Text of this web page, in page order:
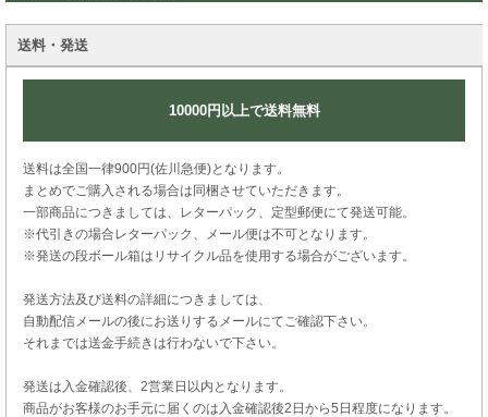
送料・発送
10000円以上で送料無料
送料は全国一律900円(佐川急便)となります。
まとめでご購入される場合は同梱させていただきます。
一部商品につきましては、レターパック、定型郵便にて発送可能。
※代引きの場合レターパック、メール便は不可となります。
※発送の段ボール箱はリサイクル品を使用する場合がございます。
発送方法及び送料の詳細につきましては、
自動配信メールの後にお送りするメールにてご確認下さい。
それまでは送金手続きは行わないで下さい。
発送は入金確認後、2営業日以内となります。
商品がお客様のお手元に届くのは入金確認後2日から5日程度になります。